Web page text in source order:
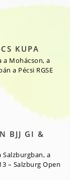
KUPA
a Mohácson, a
a Pécsi RGSE
BJJ GI &
a
– Salzburg Open